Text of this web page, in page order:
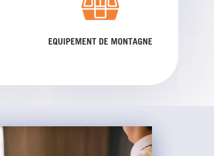
EQUIPEMENT DE MONTAGNE